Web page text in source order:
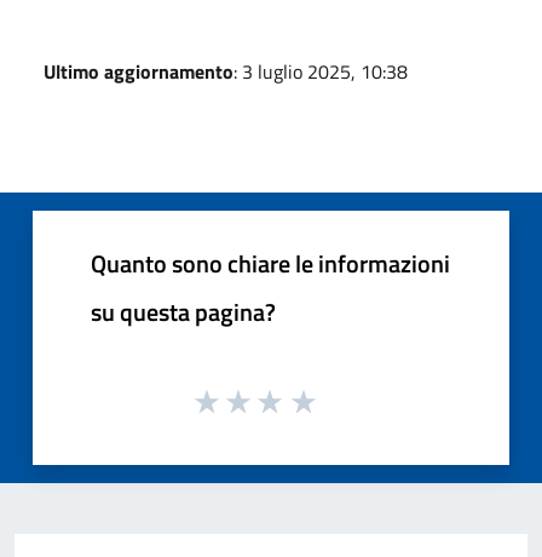
Ultimo aggiornamento: 3 luglio 2025, 10:38
Quanto sono chiare le informazioni
su questa pagina?